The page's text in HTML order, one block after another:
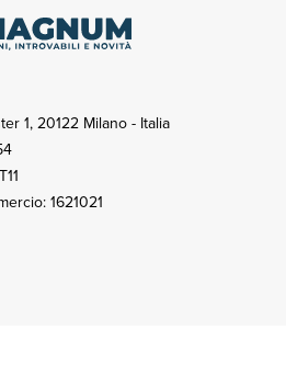
1, 20122 Milano - Italia
1621021